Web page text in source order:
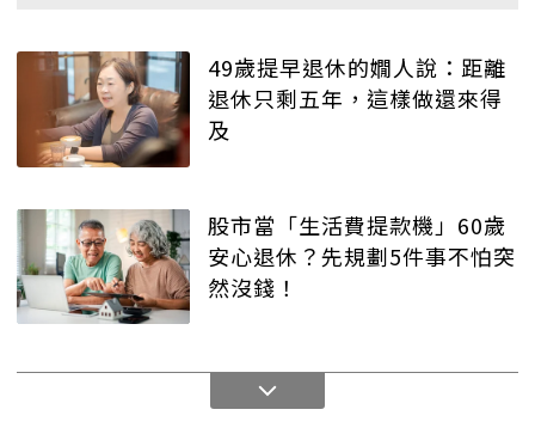
49歲提早退休的嫺人說：距離
退休只剩五年，這樣做還來得
及
股市當「生活費提款機」60歲
安心退休？先規劃5件事不怕突
然沒錢！